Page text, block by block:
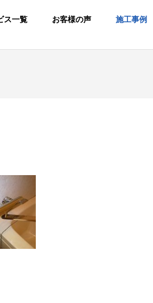
ス一覧 お客様の声 施工事例